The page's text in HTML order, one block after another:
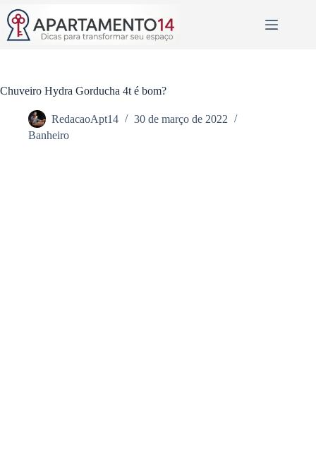
para
conteúdo
Chuveiro Hydra Gorducha 4t é bom?
RedacaoApt14
30 de março de 2022
Banheiro